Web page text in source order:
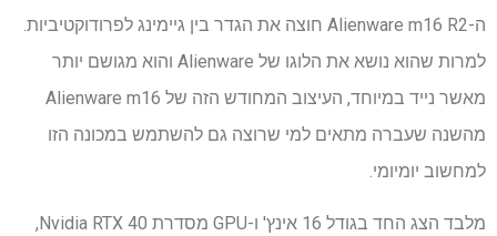
ה-Alienware m16 R2 חוצה את הגדר בין גיימינג לפרודוקטיביות.
למרות שהוא נושא את הלוגו של Alienware והוא מגושם יותר
מאשר נייד במיוחד, העיצוב המחודש הזה של Alienware m16
מהשנה שעברה מתאים למי שרוצה גם להשתמש במכונה הזו
למחשוב יומיומי.
מלבד הצג החד בגודל 16 אינץ' ו-GPU מסדרת Nvidia RTX 40,